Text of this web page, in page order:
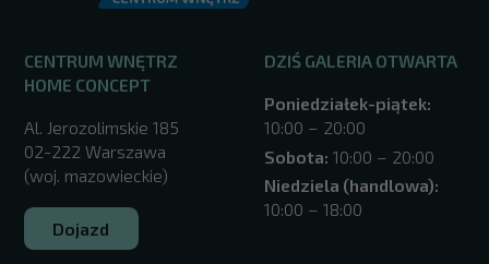
CENTRUM WNĘTRZ
HOME CONCEPT
Al. Jerozolimskie 185
02-222 Warszawa
(woj. mazowieckie)
Dojazd
DZIŚ GALERIA OTWARTA
Poniedziałek-piątek:
10:00 – 20:00
Sobota: 10:00 – 20:00
Niedziela (handlowa):
10:00 – 18:00